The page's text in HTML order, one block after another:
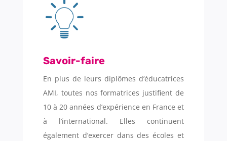
Savoir-faire
En plus de leurs diplômes d’éducatrices
AMI, toutes nos formatrices justifient de
10 à 20 années d’expérience en France et
à l’international. Elles continuent
également d’exercer dans des écoles et